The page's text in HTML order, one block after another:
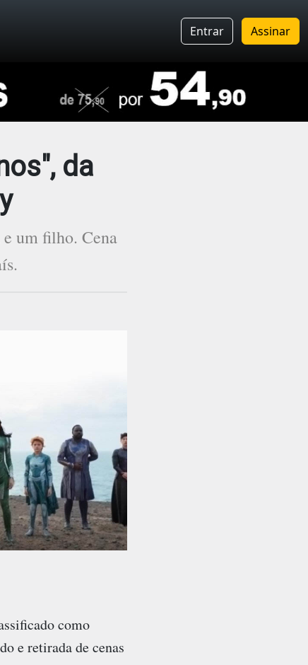
Entrar Assinar
da
um filho. Cena
como
e retirada de cenas